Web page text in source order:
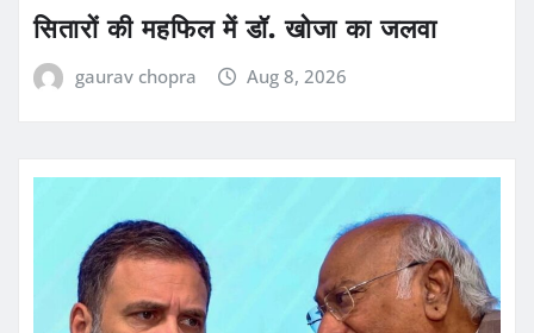
सितारों की महफिल में डॉ. खोजा का जलवा
gaurav chopra Aug 8, 2026